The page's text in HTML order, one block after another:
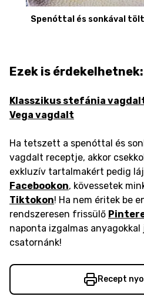
Spenóttal és sonkával
Ezek is érdekelhetnek:
Klasszikus stefánia
Vega vagdalt
Ha tetszett a spenóttal és
vagdalt receptje, akkor
exkluzív tartalmakért pedig
Facebookon, kövessetek
Tiktokon! Ha nem éritek be
rendszeresen frissülő
naponta izgalmas
csatornánk!
Recept